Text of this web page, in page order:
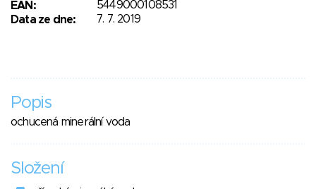
EAN:
5449000108531
Data ze dne:
7. 7. 2019
Popis
ochucená minerální voda
Složení